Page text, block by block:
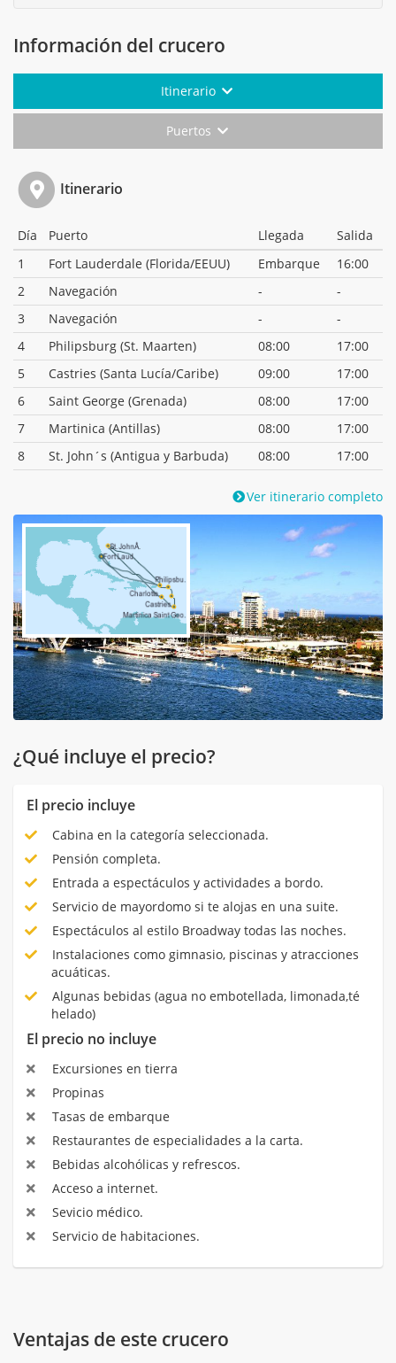
Información del crucero
Itinerario
Puertos
Itinerario
Día Puerto Llegada
Salida
1
Fort Lauderdale (Florida/EEUU) Embarque
16:00
2
Navegación -
-
3
Navegación -
-
4
Philipsburg (St. Maarten) 08:00
17:00
5
Castries (Santa Lucía/Caribe) 09:00
17:00
6
Saint George (Grenada) 08:00
17:00
7
Martinica (Antillas) 08:00
17:00
8
St. John´s (Antigua y Barbuda) 08:00 17:00
Ver itinerario completo
¿Qué incluye el precio?
El precio incluye
Cabina en la categoría seleccionada.
Pensión completa.
Entrada a espectáculos y actividades a bordo.
Servicio de mayordomo si te alojas en una suite.
Espectáculos al estilo Broadway todas las noches.
Instalaciones como gimnasio, piscinas y atracciones
acuáticas.
Algunas bebidas (agua no embotellada, limonada,té
helado)
El precio no incluye
Excursiones en tierra
Propinas
Tasas de embarque
Restaurantes de especialidades a la carta.
Bebidas alcohólicas y refrescos.
Acceso a internet.
Sevicio médico.
Servicio de habitaciones.
Ventajas de este crucero